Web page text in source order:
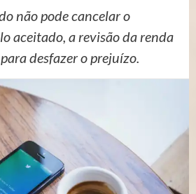
não pode cancelar o
aceitado, a revisão da renda
desfazer o prejuízo.